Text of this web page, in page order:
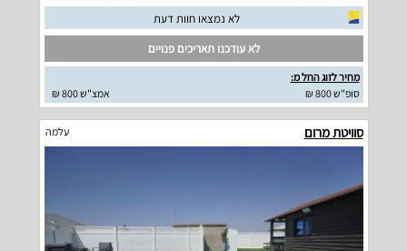
לא נמצאו חוות דעת
לא עודכנו תאריכים פנויים
מחיר לזוג החל מ:
סופ"ש 800 ₪
אמצ"ש 800 ₪
סוויטת מרום עלמה